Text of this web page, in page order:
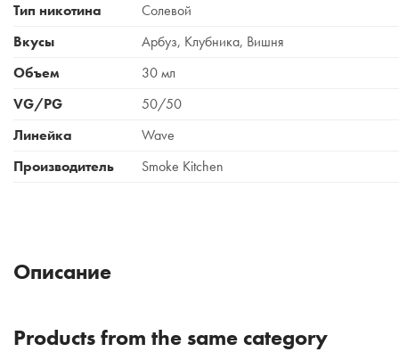
Тип никотина
Солевой
Вкусы
Арбуз, Клубника, Вишня
Объем
30 мл
VG/PG
50/50
Линейка
Wave
Производитель
Smoke Kitchen
Описание
Products from the same category